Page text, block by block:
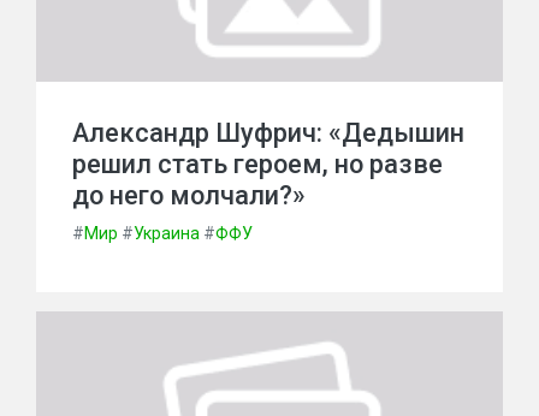
Александр Шуфрич: «Дедышин
решил стать героем, но разве
до него молчали?»
#Мир #Украина #ФФУ